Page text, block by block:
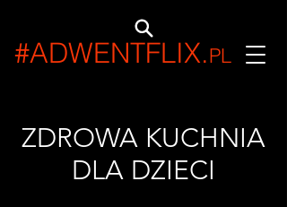
#ADWENTFLIX.PL
ZDROWA KUCHNIA
DLA DZIECI